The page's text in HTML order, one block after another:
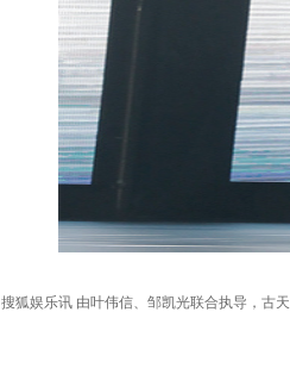
搜狐娱乐讯 由叶伟信、邹凯光联合执导，古